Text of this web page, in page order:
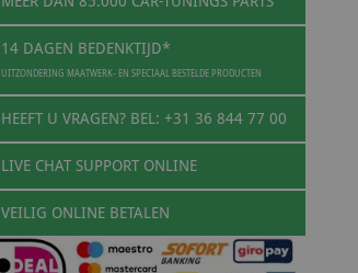
14 DAGEN BEDENKTIJD*
UITZONDERING MAATWERK- EN SPECIAAL BESTELDE PRODUCTEN
HEEFT U VRAGEN? BEL: +31 36 844 77 00
LIVE CHAT SUPPORT ONLINE
VEILIG ONLINE BETALEN